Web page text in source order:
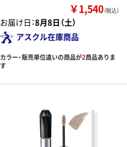
￥1,540（税込）
お届け日：8月8日（土）
アスクル在庫商品
カラー・販売単位違いの商品が2商品ありま
す